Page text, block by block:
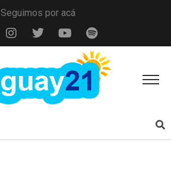
Seguimos por acá